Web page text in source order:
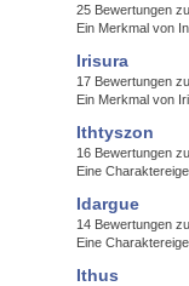
25 Bewertungen
Ein Merkmal von
Irisura
17 Bewertungen
Ein Merkmal von
Ithtyszon
16 Bewertungen
Eine
Idargue
14 Bewertungen
Eine
Ithus